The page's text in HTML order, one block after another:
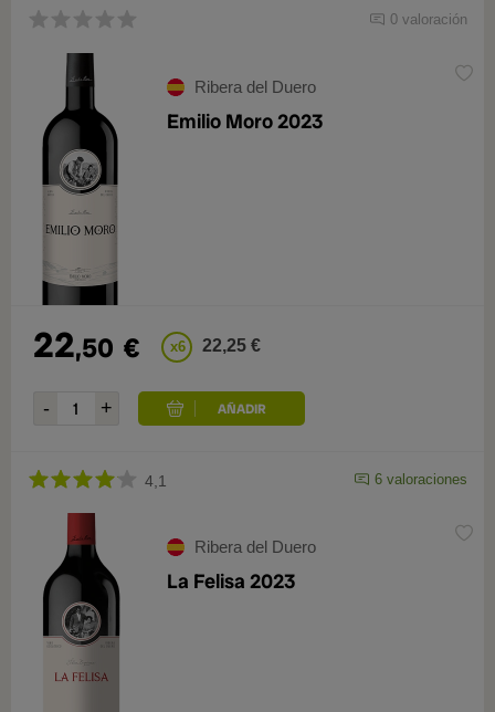
0 valoración
Ribera del Duero
Emilio Moro 2023
22,50 € x6 22,25 €
4,1 6 valoraciones
Ribera del Duero
La Felisa 2023